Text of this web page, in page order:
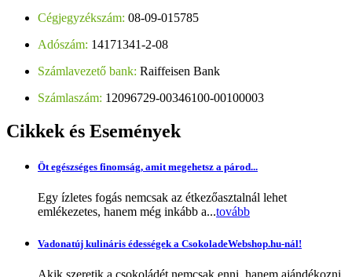
Cégjegyzékszám: 08-09-015785
Adószám: 14171341-2-08
Számlavezető bank: Raiffeisen Bank
Számlaszám: 12096729-00346100-00100003
Cikkek és Események
Öt egészséges finomság, amit megehetsz a párod...
Egy ízletes fogás nemcsak az étkezőasztalnál lehet
emlékezetes, hanem még inkább a...tovább
Vadonatúj kulináris édességek a CsokoladeWebshop.hu-nál!